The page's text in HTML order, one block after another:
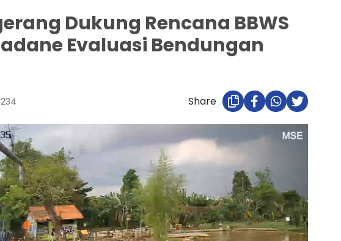
Dukung Rencana BBWS
Evaluasi Bendungan
234 Share